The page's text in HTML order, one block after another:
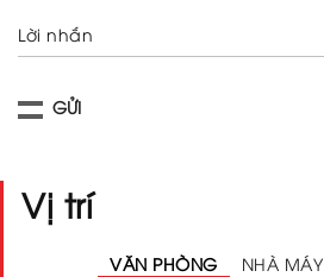
Lời nhắn
Vị trí
VĂN PHÒNG NHÀ MÁY